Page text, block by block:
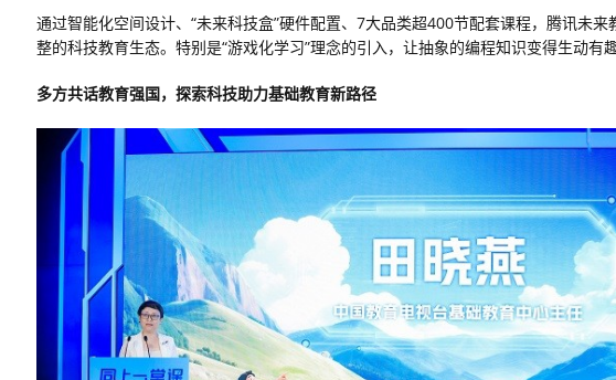
通过智能化空间设计、“未来科技盒”硬件配置、7大品类超400节配套课程，腾讯未来
整的科技教育生态。特别是“游戏化学习”理念的引入，让抽象的编程知识变得生动有
多方共话教育强国，探索科技助力基础教育新路径